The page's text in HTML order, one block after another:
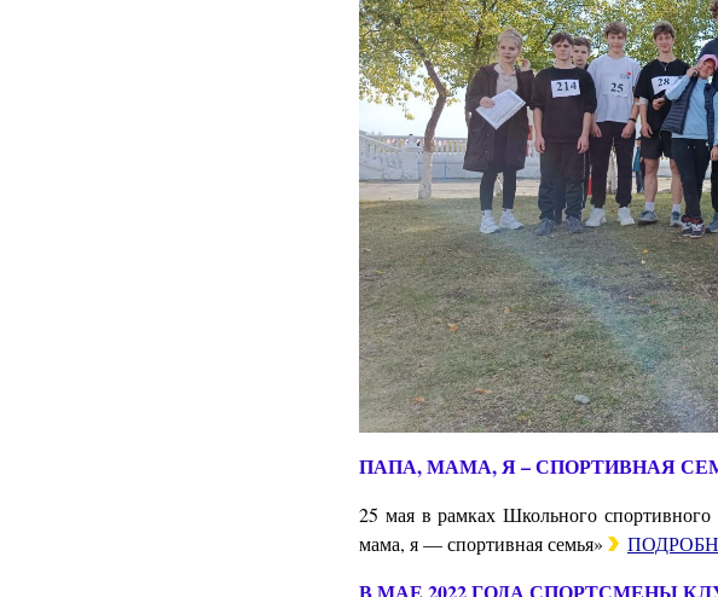
ПАПА, МАМА, Я – СПОРТИВНАЯ
25 мая в рамках Школьного
мама, я — спортивная семья»
В МАЕ 2022 ГОДА СПОРТСМЕНЫ